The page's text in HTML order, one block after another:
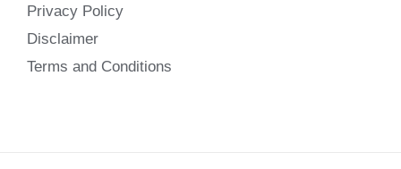
Privacy Policy
Disclaimer
Terms and Conditions